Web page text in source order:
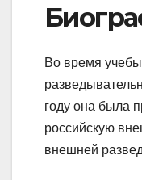
Во время
году она была
российскую
внешней